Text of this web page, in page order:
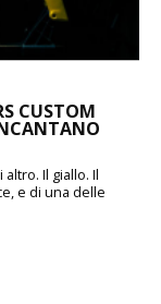
CUSTOM
Il giallo. Il
e di una delle